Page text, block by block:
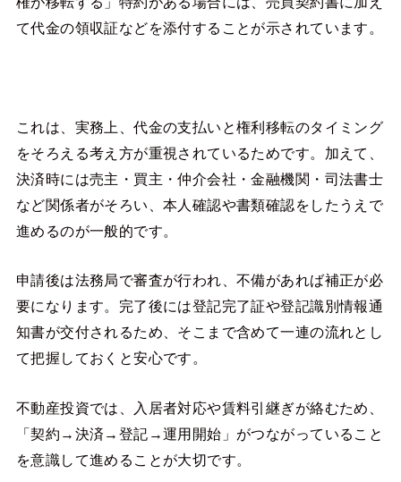
て代金の領収証などを添付することが示されています。
これは、実務上、代金の支払いと権利移転のタイミング
をそろえる考え方が重視されているためです。加えて、
決済時には売主・買主・仲介会社・金融機関・司法書士
など関係者がそろい、本人確認や書類確認をしたうえで
進めるのが一般的です。
申請後は法務局で審査が行われ、不備があれば補正が必
要になります。完了後には登記完了証や登記識別情報通
知書が交付されるため、そこまで含めて一連の流れとし
て把握しておくと安心です。
不動産投資では、入居者対応や賃料引継ぎが絡むため、
「契約→決済→登記→運用開始」がつながっていること
を意識して進めることが大切です。